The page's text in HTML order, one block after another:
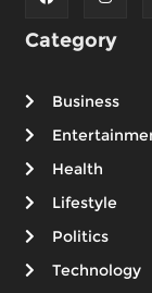
Category
Business
Health
Lifestyle
Politics
Technology